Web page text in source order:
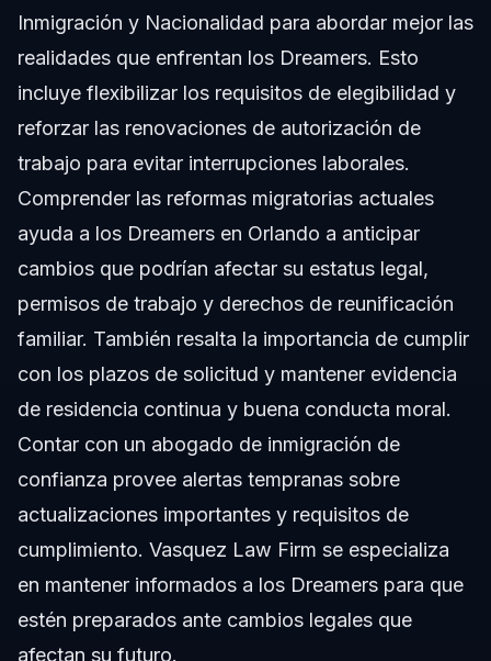
Inmigración y Nacionalidad para abordar mejor las
realidades que enfrentan los Dreamers. Esto
incluye flexibilizar los requisitos de elegibilidad y
reforzar las renovaciones de autorización de
trabajo para evitar interrupciones laborales.
Comprender las reformas migratorias actuales
ayuda a los Dreamers en Orlando a anticipar
cambios que podrían afectar su estatus legal,
permisos de trabajo y derechos de reunificación
familiar. También resalta la importancia de cumplir
con los plazos de solicitud y mantener evidencia
de residencia continua y buena conducta moral.
Contar con un abogado de inmigración de
confianza provee alertas tempranas sobre
actualizaciones importantes y requisitos de
cumplimiento. Vasquez Law Firm se especializa
en mantener informados a los Dreamers para que
estén preparados ante cambios legales que
afectan su futuro.